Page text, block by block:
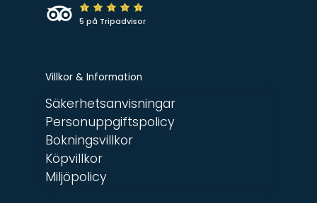
5 på Tripadvisor
Villkor & Information
Säkerhetsanvisningar
Personuppgiftspolicy
Bokningsvillkor
Köpvillkor
Miljöpolicy